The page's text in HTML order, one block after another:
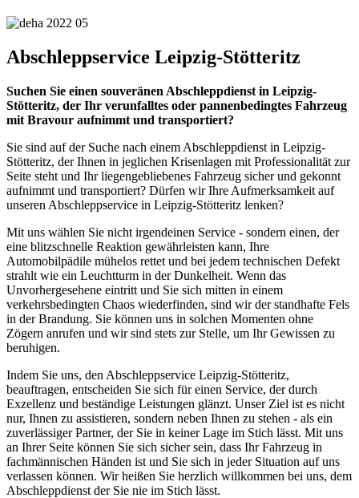
Abschleppservice Leipzig-Stötteritz
Suchen Sie einen souveränen Abschleppdienst in Leipzig-
Stötteritz, der Ihr verunfalltes oder pannenbedingtes Fahrzeug
mit Bravour aufnimmt und transportiert?
Sie sind auf der Suche nach einem Abschleppdienst in Leipzig-
Stötteritz, der Ihnen in jeglichen Krisenlagen mit Professionalität zur
Seite steht und Ihr liegengebliebenes Fahrzeug sicher und gekonnt
aufnimmt und transportiert? Dürfen wir Ihre Aufmerksamkeit auf
unseren Abschleppservice in Leipzig-Stötteritz lenken?
Mit uns wählen Sie nicht irgendeinen Service - sondern einen, der
eine blitzschnelle Reaktion gewährleisten kann, Ihre
Automobilpädile mühelos rettet und bei jedem technischen Defekt
strahlt wie ein Leuchtturm in der Dunkelheit. Wenn das
Unvorhergesehene eintritt und Sie sich mitten in einem
verkehrsbedingten Chaos wiederfinden, sind wir der standhafte Fels
in der Brandung. Sie können uns in solchen Momenten ohne
Zögern anrufen und wir sind stets zur Stelle, um Ihr Gewissen zu
beruhigen.
Indem Sie uns, den Abschleppservice Leipzig-Stötteritz,
beauftragen, entscheiden Sie sich für einen Service, der durch
Exzellenz und beständige Leistungen glänzt. Unser Ziel ist es nicht
nur, Ihnen zu assistieren, sondern neben Ihnen zu stehen - als ein
zuverlässiger Partner, der Sie in keiner Lage im Stich lässt. Mit uns
an Ihrer Seite können Sie sich sicher sein, dass Ihr Fahrzeug in
fachmännischen Händen ist und Sie sich in jeder Situation auf uns
verlassen können. Wir heißen Sie herzlich willkommen bei uns, dem
Abschleppdienst der Sie nie im Stich lässt.